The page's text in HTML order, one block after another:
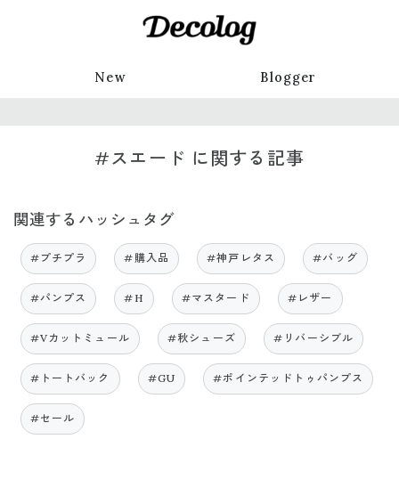
New Blogger
#スエード に関する記事
関連するハッシュタグ
#プチプラ #購入品 #神戸レタス #バッグ
#パンプス #H #マスタード #レザー
#Vカットミュール #秋シューズ #リバーシブル
#トートバック #GU #ポインテッドトゥパンプス
#セール